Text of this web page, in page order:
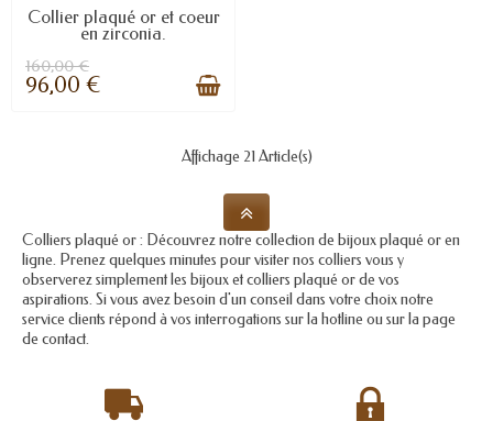
Collier plaqué or et coeur
en zirconia.
160,00 €
96,00 €
Affichage 21 Article(s)
Colliers plaqué or : Découvrez notre collection de bijoux plaqué or en
ligne. Prenez quelques minutes pour visiter nos colliers vous y
observerez simplement les bijoux et colliers plaqué or de vos
aspirations. Si vous avez besoin d'un conseil dans votre choix notre
service clients répond à vos interrogations sur la hotline ou sur la page
de contact.